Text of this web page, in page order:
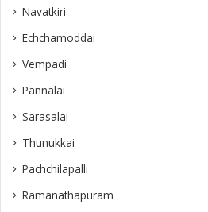
Navatkiri
Echchamoddai
Vempadi
Pannalai
Sarasalai
Thunukkai
Pachchilapalli
Ramanathapuram